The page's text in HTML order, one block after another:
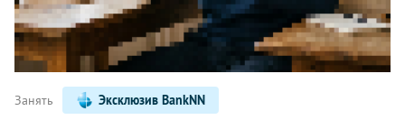
Занять Эксклюзив BankNN